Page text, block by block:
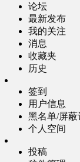
论坛
最新发布
我的关注
消息
收藏夹
历史
签到
用户信息
黑名单/屏蔽
个人空间
投稿